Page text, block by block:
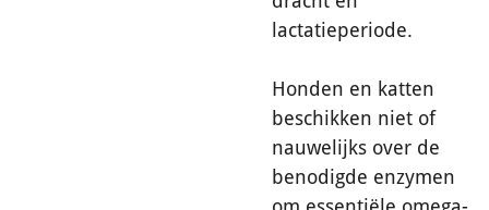
lactatieperiode.
Honden en katten
beschikken niet of
nauwelijks over de
benodigde enzymen